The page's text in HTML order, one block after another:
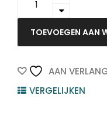
ZEBRA
Printhead
200dpi
TOEVOEGEN AAN
AAN
VERGELIJKEN